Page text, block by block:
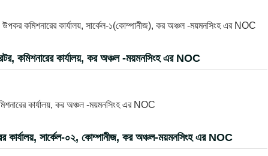
উপকর কমিশনারের কার্যালয়, সার্কেল-১(কোম্পানীজ), কর অঞ্চল -ময়মনসিংহ এর NOC
কমিশনারের কার্যালয়, কর অঞ্চল -ময়মনসিংহ এর NOC
কার্যালয়, কর অঞ্চল -ময়মনসিংহ এর NOC
কার্যালয়, সার্কেল-০২, কোম্পানীজ, কর অঞ্চল-ময়মনসিংহ এর NOC